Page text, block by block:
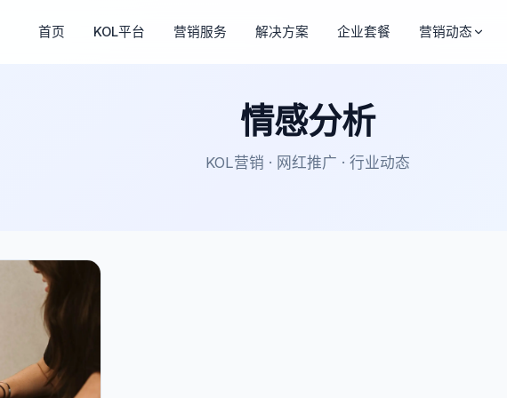
首页 KOL平台 营销服务 解决方案 企业套餐 营销动态
情感分析
KOL营销 · 网红推广 · 行业动态